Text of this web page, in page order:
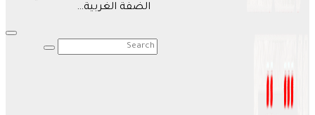
الضفة الغربية…